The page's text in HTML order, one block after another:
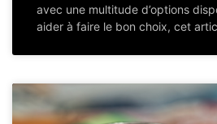
avec une multitude d’options
aider à faire le bon choix, cet